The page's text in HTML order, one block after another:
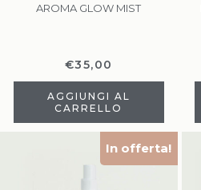
AROMA GLOW MIST
€35,00
AGGIUNGI AL
CARRELLO
In offerta!